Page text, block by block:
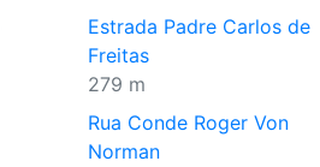
Estrada Padre Carlos de
Freitas
279 m
Rua Conde Roger Von
Norman